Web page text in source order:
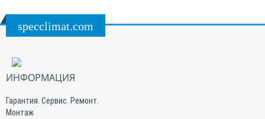
specclimat.com
ИНФОРМАЦИЯ
Гарантия. Сервис. Ремонт.
Монтаж